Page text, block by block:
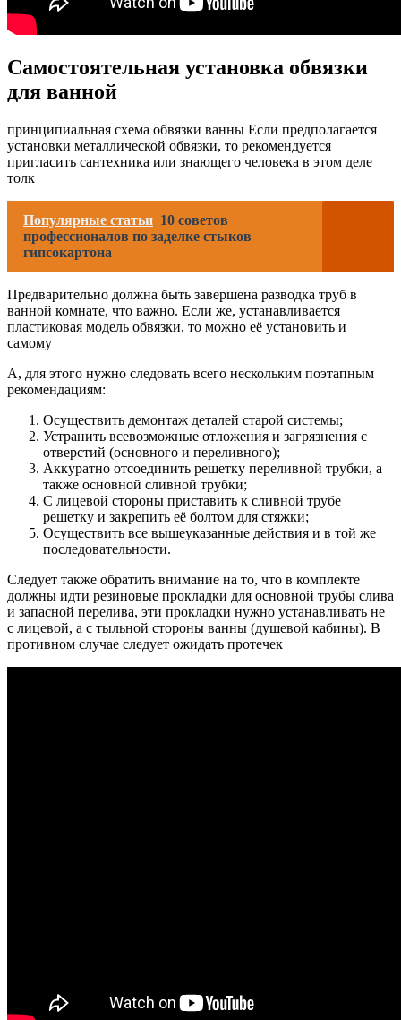
Самостоятельная установка обвязки
для ванной
принципиальная схема обвязки ванны Если предполагается
установки металлической обвязки, то рекомендуется
пригласить сантехника или знающего человека в этом деле
толк
Популярные статьи 10 советов
профессионалов по заделке стыков
гипсокартона
Предварительно должна быть завершена разводка труб в
ванной комнате, что важно. Если же, устанавливается
пластиковая модель обвязки, то можно её установить и
самому
А, для этого нужно следовать всего нескольким поэтапным
рекомендациям:
Осуществить демонтаж деталей старой системы;
Устранить всевозможные отложения и загрязнения с
отверстий (основного и переливного);
Аккуратно отсоединить решетку переливной трубки, а
также основной сливной трубки;
С лицевой стороны приставить к сливной трубе
решетку и закрепить её болтом для стяжки;
Осуществить все вышеуказанные действия и в той же
последовательности.
Следует также обратить внимание на то, что в комплекте
должны идти резиновые прокладки для основной трубы слива
и запасной перелива, эти прокладки нужно устанавливать не
с лицевой, а с тыльной стороны ванны (душевой кабины). В
противном случае следует ожидать протечек